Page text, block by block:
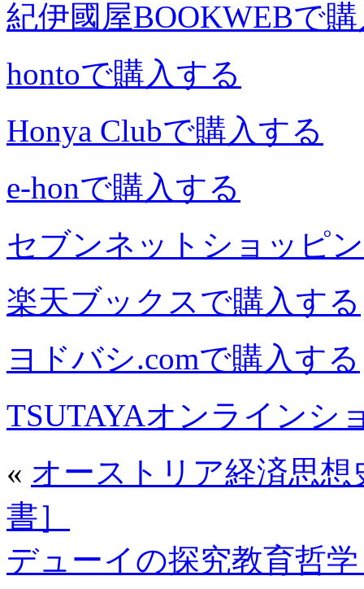
紀伊國屋BOOKWEBで
hontoで購入する
Honya Clubで購入する
e-honで購入する
セブンネットショッピ
楽天ブックスで購入する
ヨドバシ.comで購入する
TSUTAYAオンラインシ
« オーストリア経済思
書］
デューイの探究教育哲